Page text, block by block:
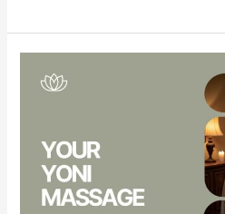
Reinigungspraxis